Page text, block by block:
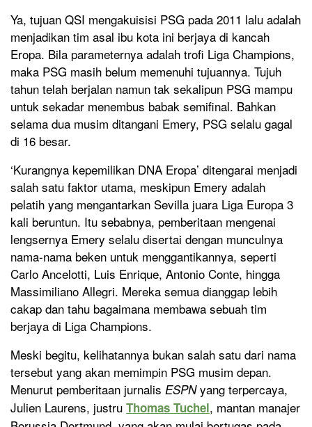
Ya, tujuan QSI mengakuisisi PSG pada 2011 lalu adalah
menjadikan tim asal ibu kota ini berjaya di kancah
Eropa. Bila parameternya adalah trofi Liga Champions,
maka PSG masih belum memenuhi tujuannya. Tujuh
tahun telah berjalan namun tak sekalipun PSG mampu
untuk sekadar menembus babak semifinal. Bahkan
selama dua musim ditangani Emery, PSG selalu gagal
di 16 besar.
‘Kurangnya kepemilikan DNA Eropa’ ditengarai menjadi
salah satu faktor utama, meskipun Emery adalah
pelatih yang mengantarkan Sevilla juara Liga Europa 3
kali beruntun. Itu sebabnya, pemberitaan mengenai
lengsernya Emery selalu disertai dengan munculnya
nama-nama beken untuk menggantikannya, seperti
Carlo Ancelotti, Luis Enrique, Antonio Conte, hingga
Massimiliano Allegri. Mereka semua dianggap lebih
cakap dan tahu bagaimana membawa sebuah tim
berjaya di Liga Champions.
Meski begitu, kelihatannya bukan salah satu dari nama
tersebut yang akan memimpin PSG musim depan.
Menurut pemberitaan jurnalis ESPNyang terpercaya,
Julien Laurens, justru Thomas Tuchel, mantan manajer